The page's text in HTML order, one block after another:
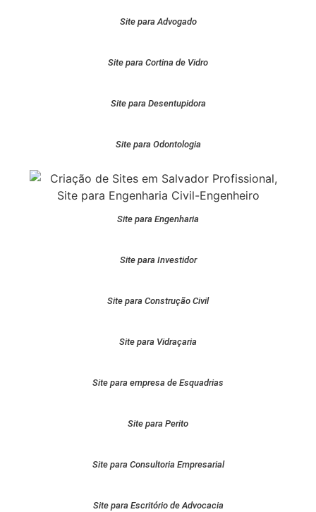
Site para Advogado
Site para Cortina de Vidro
Site para Desentupidora
Site para Odontologia
Site para Engenharia
Site para Investidor
Site para Construção Civil
Site para Vidraçaria
Site para empresa de Esquadrias
Site para Perito
Site para Consultoria Empresarial
Site para Escritório de Advocacia